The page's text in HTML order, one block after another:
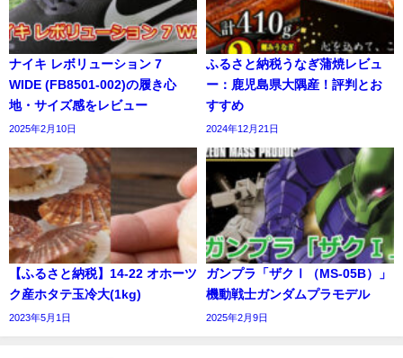
ナイキ レボリューション 7
WIDE (FB8501-002)の履き心
地・サイズ感をレビュー
2025年2月10日
ふるさと納税うなぎ蒲焼レビュ
ー：鹿児島県大隅産！評判とお
すすめ
2024年12月21日
【ふるさと納税】14-22 オホーツ
ク産ホタテ玉冷大(1kg)
2023年5月1日
ガンプラ「ザクⅠ（MS-05B）」
機動戦士ガンダムプラモデル
2025年2月9日